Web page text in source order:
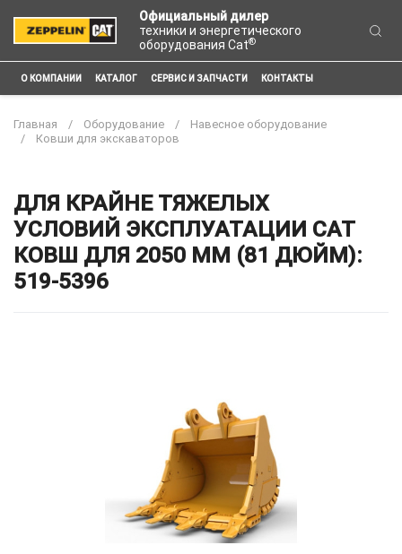
Официальный дилер
техники и энергетического
оборудования Cat®
О КОМПАНИИ КАТАЛОГ СЕРВИС И ЗАПЧАСТИ КОНТАКТЫ
Главная Оборудование
Навесное оборудование
Ковши для экскаваторов
ДЛЯ КРАЙНЕ ТЯЖЕЛЫХ
УСЛОВИЙ ЭКСПЛУАТАЦИИ CAT
КОВШ ДЛЯ 2050 ММ (81 ДЮЙМ):
519-5396